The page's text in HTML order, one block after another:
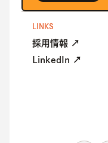
LINKS
採用情報 ↗
LinkedIn ↗